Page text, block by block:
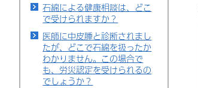
石綿による健康相談は、どこ
で受けられますか？
医師に中皮腫と診断されまし
たが、どこで石綿を扱ったか
わかりません。この場合で
も、労災認定を受けられるの
でしょうか？